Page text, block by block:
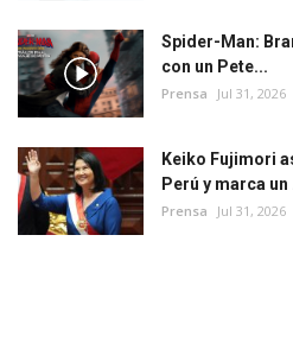
Spider-Man:
con un Pete...
Prensa Jul 31, 2026
Keiko Fujimori
Perú y marca un
Prensa Jul 31, 2026